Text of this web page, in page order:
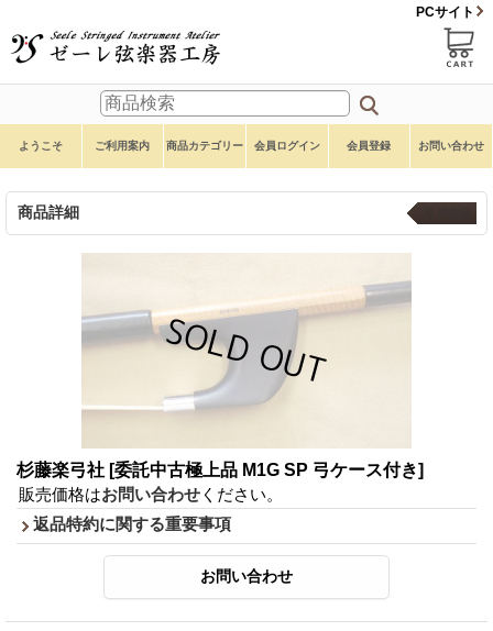
PCサイト
ようこそ ご利用案内 商品カテゴリー 会員ログイン 会員登録 お問い合わせ
商品詳細
杉藤楽弓社 [委託中古極上品 M1G SP 弓ケース付き]
販売価格はお問い合わせ ください。
返品特約に関する重要事項